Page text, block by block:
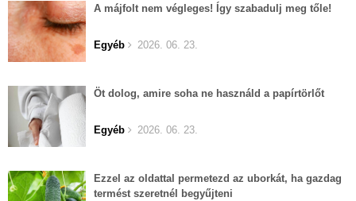
A májfolt nem végleges! Így szabadulj meg tőle!
Egyéb 2026. 06. 23.
Öt dolog, amire soha ne használd a papírtörlőt
Egyéb 2026. 06. 23.
Ezzel az oldattal permetezd az uborkát, ha gazdag
termést szeretnél begyűjteni